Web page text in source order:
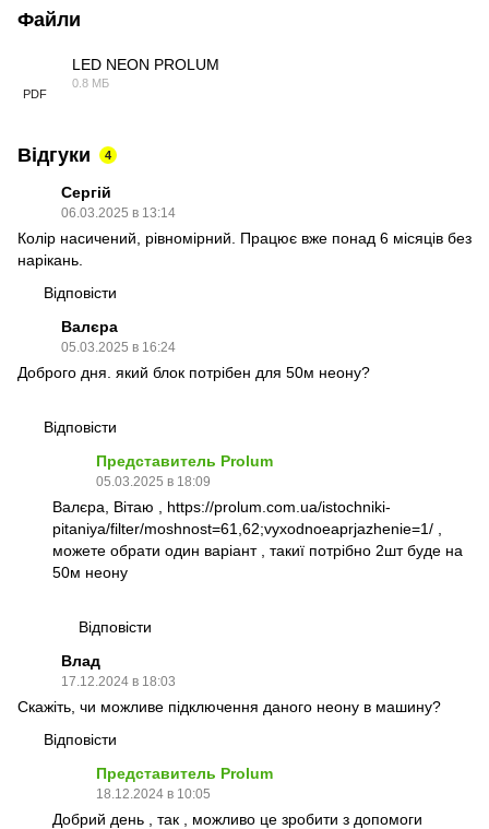
Файли
PDF
LED NEON PROLUM
0.8 МБ
Відгуки 4
Сергій
06.03.2025 в 13:14
Колір насичений, рівномірний. Працює вже понад 6 місяців без
нарікань.
Відповісти
Валєра
05.03.2025 в 16:24
Доброго дня. який блок потрібен для 50м неону?
Відповісти
Представитель Prolum
05.03.2025 в 18:09
Валєра, Вітаю , https://prolum.com.ua/istochniki-
pitaniya/filter/moshnost=61,62;vyxodnoeaprjazhenie=1/
можете обрати один варіант , такиї потрібно 2шт буде на
50м неону
Відповісти
Влад
17.12.2024 в 18:03
Скажіть, чи можливе підключення даного неону в машину?
Відповісти
Представитель Prolum
18.12.2024 в 10:05
Добрий день , так , можливо це зробити з допомоги